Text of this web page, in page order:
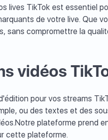
lives TikTok est essentiel
de votre live. Que
sans compromettre la
vidéos
pour vos streams
ou des textes et des
plateforme prend
cette plateforme.